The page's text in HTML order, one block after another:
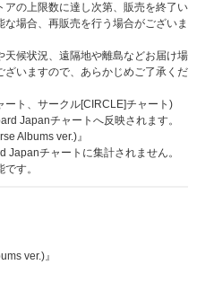
の上限数に達し次第、販売を終了い
場合、再販売を行う場合がございま
候状況、遠隔地や離島などお届け場
いますので、あらかじめご了承くだ
ト、サークル[CIRCLE]チャート)
Japanチャートへ反映されます。
Albums ver.)』
チャートに集計されません。
す。
ver.)』